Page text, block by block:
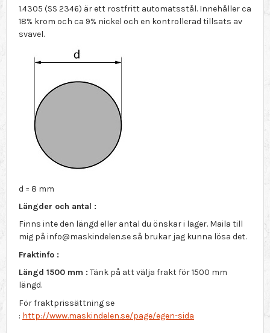
1.4305 (SS 2346) är ett rostfritt automatsstål. Innehåller ca
18% krom och ca 9% nickel och en kontrollerad tillsats av
svavel.
d = 8 mm
Längder och antal :
Finns inte den längd eller antal du önskar i lager. Maila till
mig på info@maskindelen.se så brukar jag kunna lösa det.
Fraktinfo :
Längd 1500 mm : Tänk på att välja frakt för 1500 mm
längd.
För fraktprissättning se
: http://www.maskindelen.se/page/egen-sida